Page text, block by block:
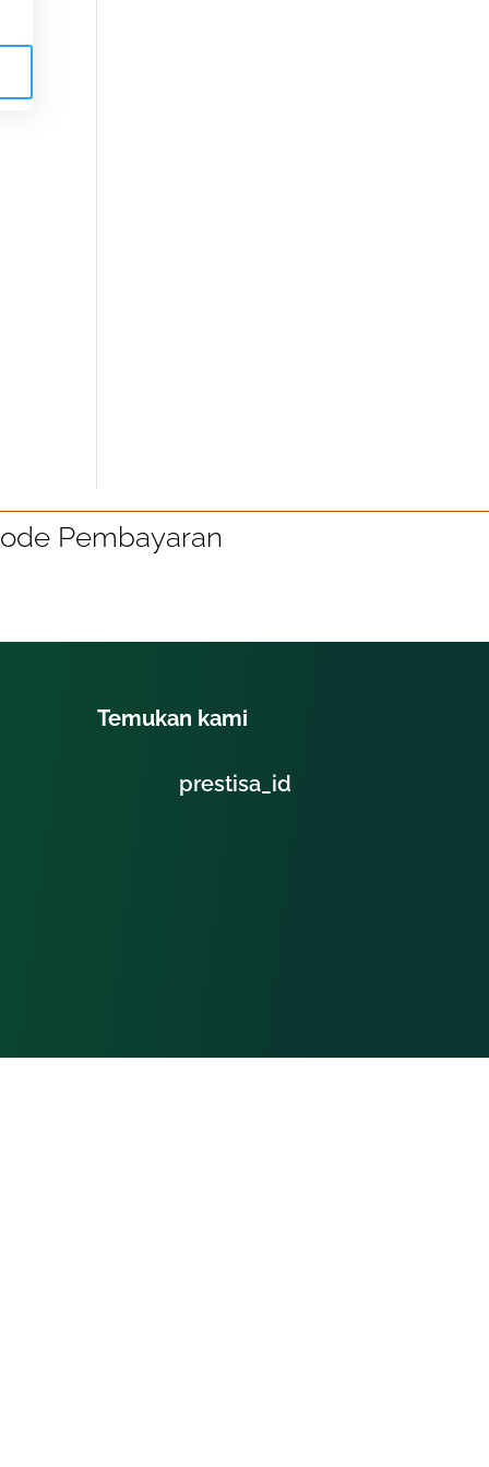
Pembayaran
Temukan kami
prestisa_id